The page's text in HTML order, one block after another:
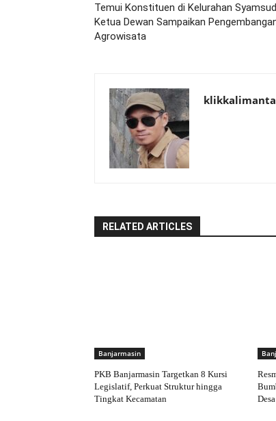
Temui Konstituen di Kelurahan
Ketua Dewan Sampaikan
Agrowisata
RELATED ARTICLES
Banjarmasin
PKB Banjarmasin Targetkan 8 Kursi
Legislatif, Perkuat Struktur hingga
Tingkat Kecamatan
Desa